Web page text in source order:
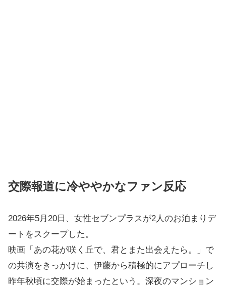
交際報道に冷ややかなファン反応
2026年5月20日、女性セブンプラスが2人のお泊まりデ
ートをスクープした。
映画「あの花が咲く丘で、君とまた出会えたら。」で
の共演をきっかけに、伊藤から積極的にアプローチし
昨年秋頃に交際が始まったという。深夜のマンション